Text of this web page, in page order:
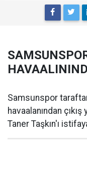
Samsunspor
havaalanından
Taner Taşkın'ı